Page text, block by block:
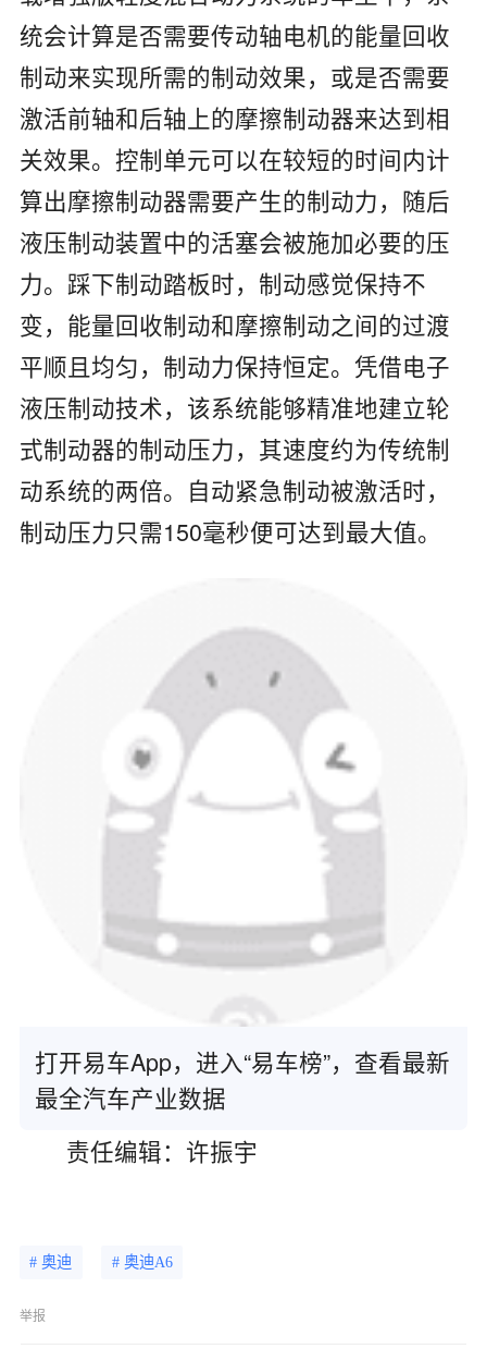
统会计算是否需要传动轴电机的能量回收
制动来实现所需的制动效果，或是否需要
激活前轴和后轴上的摩擦制动器来达到相
关效果。控制单元可以在较短的时间内计
算出摩擦制动器需要产生的制动力，随后
液压制动装置中的活塞会被施加必要的压
力。踩下制动踏板时，制动感觉保持不
变，能量回收制动和摩擦制动之间的过渡
平顺且均匀，制动力保持恒定。凭借电子
液压制动技术，该系统能够精准地建立轮
式制动器的制动压力，其速度约为传统制
动系统的两倍。自动紧急制动被激活时，
制动压力只需150毫秒便可达到最大值。
打开易车App，进入“易车榜”，查看最新
最全汽车产业数据
责任编辑：许振宇
# 奥迪 # 奥迪A6
举报